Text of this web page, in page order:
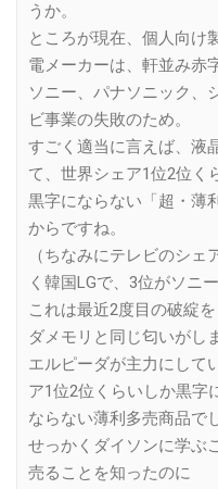
うか。
ところが現在、個人向け
電メーカーは、軒並み赤字
ソニー、パナソニック、
ビ事業の失敗のため。
すごく適当に言えば、液
て、世界シェア1位2位く
黒字にならない「超・薄
からですね。
（ちなみにテレビのシ
く韓国LGで、3位がソニー
これは最近2度目の破綻
ダメモリと同じ匂いがし
エルピーダが主力にして
ア1位2位くらいしか黒字
ならない薄利多売商品で
せっかくダイソンに学ぶ
売ることを知ったのに